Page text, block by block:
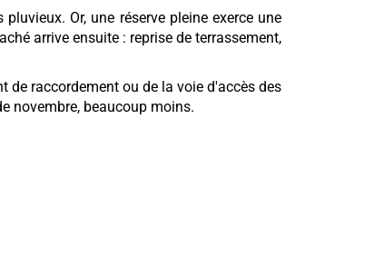
Or, une réserve pleine exerce une
arrive ensuite : reprise de terrassement,
de raccordement ou de la voie d'accès des
novembre, beaucoup moins.